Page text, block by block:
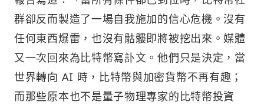
群卻反而製造了一場自我施加的信心危機。沒有
任何東西爆雷，也沒有骷髏即將被挖出來。媒體
又一次回來為比特幣寫訃文。他們只是決定，當
世界轉向 AI 時，比特幣與加密貨幣不再有趣；
而那些原本也不是量子物理專家的比特幣投資